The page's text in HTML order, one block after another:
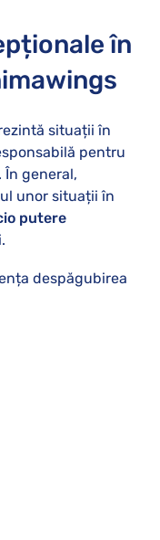
în
situații în
pentru
general,
unor situații în
putere
despăgubirea